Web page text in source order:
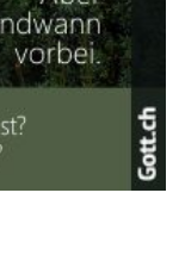
die